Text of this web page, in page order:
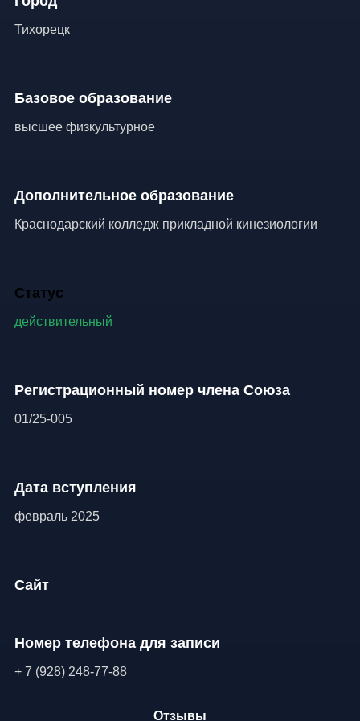
Тихорецк
Базовое образование
высшее физкультурное
Дополнительное образование
Краснодарский колледж прикладной кинезиологии
Статус
действительный
Регистрационный номер члена Союза
01/25-005
Дата вступления
февраль 2025
Сайт
Номер телефона для записи
+ 7 (928) 248-77-88
Отзывы